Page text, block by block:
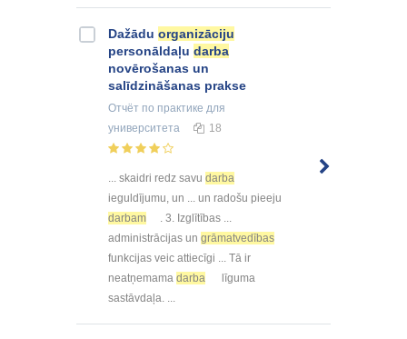
Dažādu organizāciju
personāldaļu darba
novērošanas un
salīdzināšanas prakse
Отчёт по практике для
университета
18
... skaidri redz savu darba
ieguldījumu, un ... un radošu pieeju
darbam
. 3. Izglītības ...
administrācijas un grāmatvedības
funkcijas veic attiecīgi ... Tā ir
neatņemama darba
līguma
sastāvdaļa. ...